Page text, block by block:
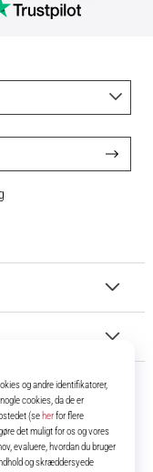
bringer dig de bedste og